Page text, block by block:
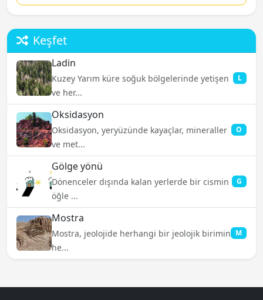
Keşfet
Ladin
Kuzey Yarım küre soğuk bölgelerinde yetişen
ve her...
L
Oksidasyon
Oksidasyon, yeryüzünde kayaçlar, mineraller
ve met...
O
Gölge yönü
Dönenceler dışında kalan yerlerde bir cismin
öğle ...
G
Mostra
Mostra, jeolojide herhangi bir jeolojik birimin
he...
M